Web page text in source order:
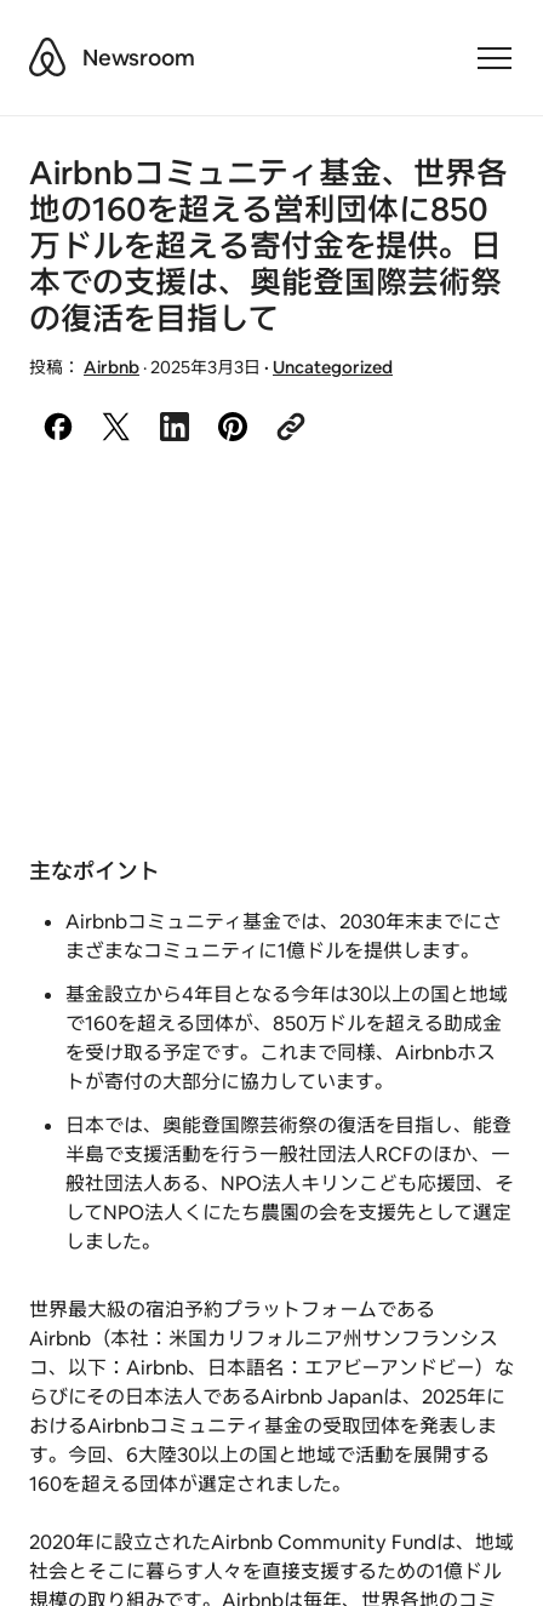
AirbnbNewsroom
Airbnbコミュニティ基金、世界各
地の160を超える営利団体に850
万ドルを超える寄付金を提供。日
本での支援は、奥能登国際芸術祭
の復活を目指して
投稿： Airbnb ·2025年3月3日 · Uncategorized
主なポイント
Airbnbコミュニティ基金では、2030年末までにさ
まざまなコミュニティに1億ドルを提供します。
基金設立から4年目となる今年は30以上の国と地域
で160を超える団体が、850万ドルを超える助成金
を受け取る予定です。これまで同様、Airbnbホス
トが寄付の大部分に協力しています。
日本では、奥能登国際芸術祭の復活を目指し、能登
半島で支援活動を行う一般社団法人RCFのほか、一
般社団法人ある、NPO法人キリンこども応援団、そ
してNPO法人くにたち農園の会を支援先として選定
しました。
世界最大級の宿泊予約プラットフォームである
Airbnb（本社：米国カリフォルニア州サンフランシス
コ、以下：Airbnb、日本語名：エアビーアンドビー）な
らびにその日本法人であるAirbnb Japanは、2025年に
おけるAirbnbコミュニティ基金の受取団体を発表しま
す。今回、6大陸30以上の国と地域で活動を展開する
160を超える団体が選定されました。
2020年に設立されたAirbnb Community Fundは、地域
社会とそこに暮らす人々を直接支援するための1億ドル
規模の取り組みです。Airbnbは毎年、世界各地のコミ